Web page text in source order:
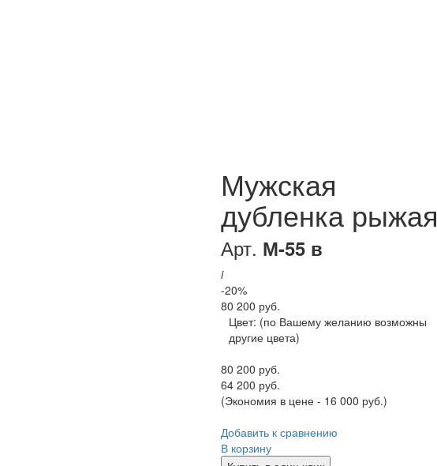
Мужская
дубленка рыжая
Арт. М-55 в
i
-20%
80 200 руб.
Цвет: (по Вашему желанию возможны
другие цвета)
80 200 руб.
64 200 руб.
(Экономия в цене - 16 000 руб.)
Добавить к сравнению
В корзину